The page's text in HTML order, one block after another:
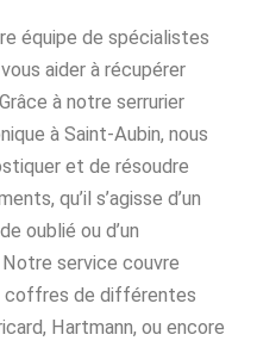
équipe de spécialistes
aider à récupérer
à notre serrurier
à Saint-Aubin, nous
et de résoudre
qu’il s’agisse d’un
oublié ou d’un
service couvre
coffres de différentes
Hartmann, ou encore